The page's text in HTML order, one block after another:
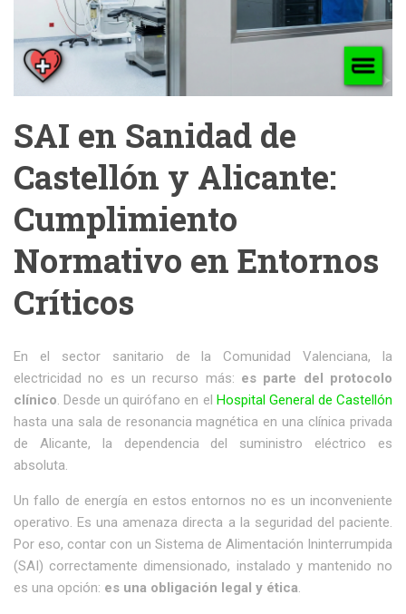
SAI en Sanidad de
Castellón y Alicante:
Cumplimiento
Normativo en Entornos
Críticos
En el sector sanitario de la Comunidad Valenciana, la
electricidad no es un recurso más: es parte del protocolo
clínico . Desde un quirófano en el Hospital General de Castellón
hasta una sala de resonancia magnética en una clínica privada
de Alicante, la dependencia del suministro eléctrico es
absoluta.
Un fallo de energía en estos entornos no es un inconveniente
operativo. Es una amenaza directa a la seguridad del paciente.
Por eso, contar con un Sistema de Alimentación Ininterrumpida
(SAI) correctamente dimensionado, instalado y mantenido no
es una opción: es una obligación legal y ética